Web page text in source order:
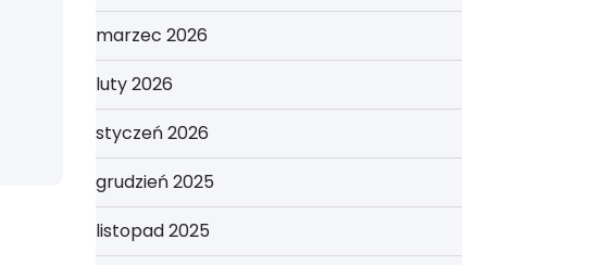
marzec 2026
luty 2026
styczeń 2026
grudzień 2025
listopad 2025